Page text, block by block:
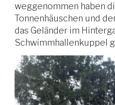
weggenommen haben
Tonnenhäuschen und
das Geländer im
Schwimmhallenkuppel